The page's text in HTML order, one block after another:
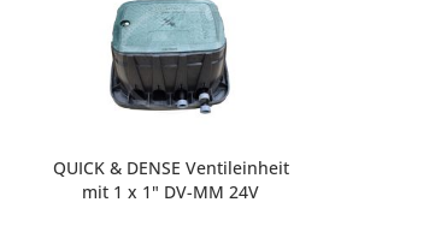
QUICK & DENSE Ventileinheit
mit 1 x 1" DV-MM 24V